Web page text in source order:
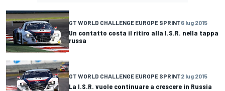
GT WORLD CHALLENGE EUROPE SPRINT6 lug 2015
Un contatto costa il ritiro alla I.S.R. nella tappa
russa
GT WORLD CHALLENGE EUROPE SPRINT2 lug 2015
La I.S.R. vuole continuare a crescere in Russia